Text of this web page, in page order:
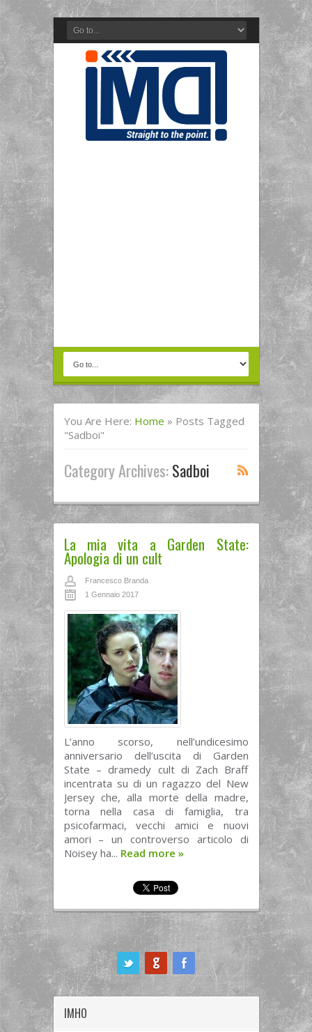
You Are Here: Home » Posts Tagged
"sadboi"
Category Archives:Sadboi
La mia vita a Garden State:
Apologia di un cult
Francesco Branda
1 Gennaio 2017
L’anno scorso, nell’undicesimo
anniversario dell’uscita di Garden
State – dramedy cult di Zach Braff
incentrata su di un ragazzo del New
Jersey che, alla morte della madre,
torna nella casa di famiglia, tra
psicofarmaci, vecchi amici e nuovi
amori – un controverso articolo di
Noisey ha... Read more »
IMHO